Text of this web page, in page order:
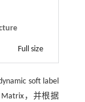
Full size
soft label
Matrix，并根据